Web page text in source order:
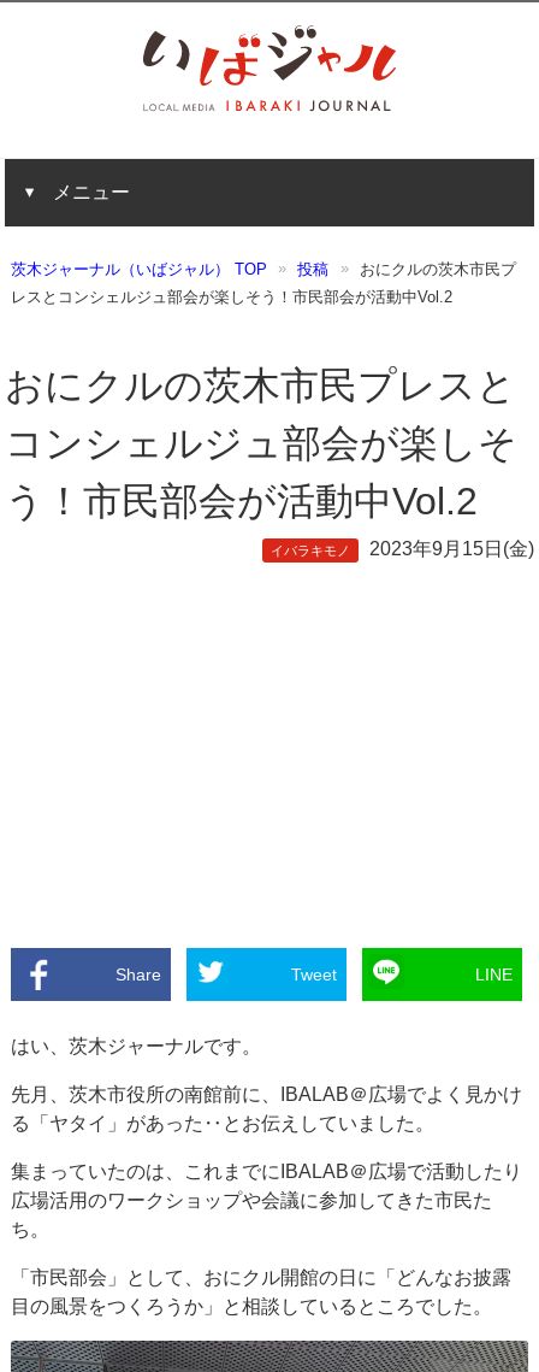
メニュー
茨木ジャーナル（いばジャル） TOP 投稿
おにクルの茨木市民プ
レスとコンシェルジュ部会が楽しそう！市民部会が活動中Vol.2
おにクルの茨木市民プレスと
コンシェルジュ部会が楽しそ
う！市民部会が活動中Vol.2
イバラキモノ 2023年9月15日(金)
Share Tweet LINE
はい、茨木ジャーナルです。
先月、茨木市役所の南館前に、IBALAB＠広場でよく見かけ
る「ヤタイ」があった‥とお伝えしていました。
集まっていたのは、これまでにIBALAB＠広場で活動したり
広場活用のワークショップや会議に参加してきた市民た
ち。
「市民部会」として、おにクル開館の日に「どんなお披露
目の風景をつくろうか」と相談しているところでした。